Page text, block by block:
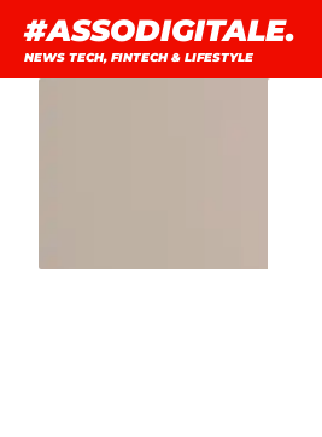
contenuto
#ASSODIGITALE.
NEWS TECH, FINTECH & LIFESTYLE